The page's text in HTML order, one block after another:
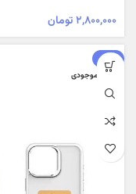
فناوری NFC
۲,۸۰۰,۰۰۰تومان
-۱۴%
اتمام موجودی